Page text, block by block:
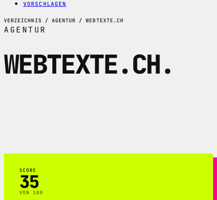
VORSCHLAGEN
VERZEICHNIS / AGENTUR / WEBTEXTE.CH
AGENTUR
WEBTEXTE.CH.
SCORE
35
VON 100